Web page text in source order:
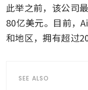
此举之前，该公司
80亿美元。目前，
和地区，拥有超过
SEE ALSO